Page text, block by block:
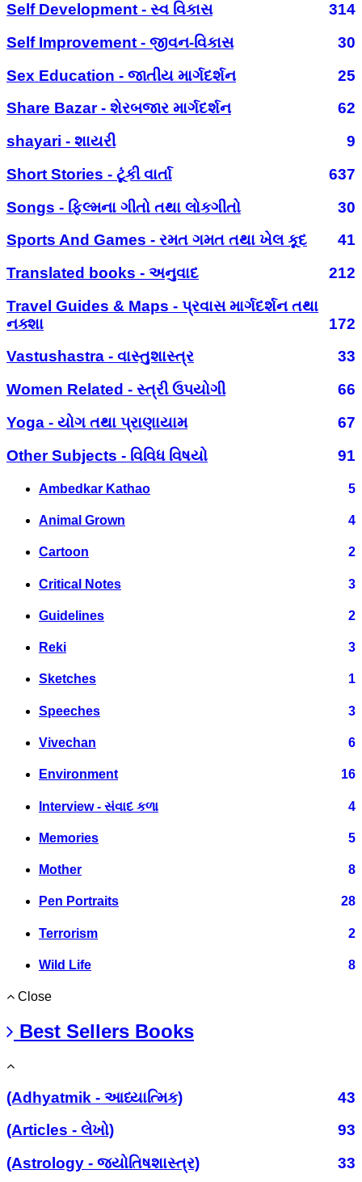
Self Development - સ્વ વિકાસ
314
Self Improvement - જીવન-વિકાસ
30
Sex Education - જાતીય માર્ગદર્શન
25
Share Bazar - શેરબજાર માર્ગદર્શન
62
shayari - શાયરી
9
Short Stories - ટૂંકી વાર્તા
637
Songs - ફિલ્મના ગીતો તથા લોકગીતો
30
Sports And Games - રમત ગમત તથા ખેલ કૂદ
41
Translated books - અનુવાદ
212
Travel Guides & Maps - પ્રવાસ માર્ગદર્શન તથા
નક્શા
172
Vastushastra - વાસ્તુશાસ્ત્ર
33
Women Related - સ્ત્રી ઉપયોગી
66
Yoga - યોગ તથા પ્રાણાયામ
67
Other Subjects - વિવિધ વિષયો
91
Ambedkar Kathao 5
Animal Grown 4
Cartoon 2
Critical Notes 3
Guidelines 2
Reki 3
Sketches 1
Speeches 3
Vivechan 6
Environment 16
Interview - સંવાદ કળા 4
Memories 5
Mother 8
Pen Portraits 28
Terrorism 2
Wild Life 8
Close
Best Sellers Books
(Adhyatmik - આધ્યાત્મિક)
43
(Articles - લેખો)
93
(Astrology - જ્યોતિષશાસ્ત્ર)
33